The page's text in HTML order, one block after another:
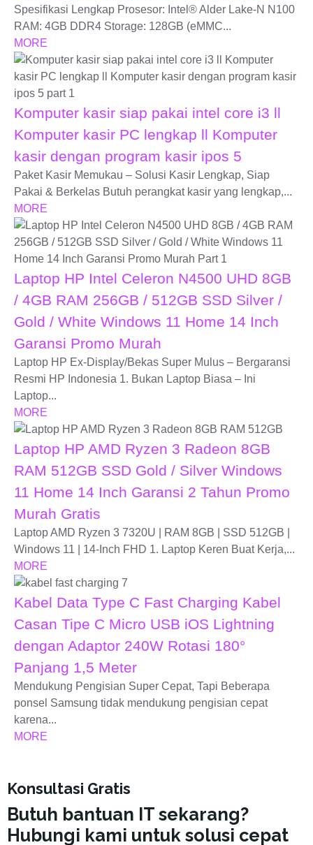
Spesifikasi Lengkap Prosesor: Intel® Alder Lake-N N100
RAM: 4GB DDR4 Storage: 128GB (eMMC...
MORE
Komputer kasir siap pakai intel core i3 ll
Komputer kasir PC lengkap ll Komputer
kasir dengan program kasir ipos 5
Paket Kasir Memukau – Solusi Kasir Lengkap, Siap
Pakai & Berkelas Butuh perangkat kasir yang lengkap,...
MORE
Laptop HP Intel Celeron N4500 UHD 8GB
/ 4GB RAM 256GB / 512GB SSD Silver /
Gold / White Windows 11 Home 14 Inch
Garansi Promo Murah
Laptop HP Ex-Display/Bekas Super Mulus – Bergaransi
Resmi HP Indonesia 1. Bukan Laptop Biasa – Ini
Laptop...
MORE
Laptop HP AMD Ryzen 3 Radeon 8GB
RAM 512GB SSD Gold / Silver Windows
11 Home 14 Inch Garansi 2 Tahun Promo
Murah Gratis
Laptop AMD Ryzen 3 7320U | RAM 8GB | SSD 512GB |
Windows 11 | 14-Inch FHD 1. Laptop Keren Buat Kerja,...
MORE
Kabel Data Type C Fast Charging Kabel
Casan Tipe C Micro USB iOS Lightning
dengan Adaptor 240W Rotasi 180°
Panjang 1,5 Meter
Mendukung Pengisian Super Cepat, Tapi Beberapa
ponsel Samsung tidak mendukung pengisian cepat
karena...
MORE
Konsultasi Gratis
Butuh bantuan IT sekarang?
Hubungi kami untuk solusi cepat